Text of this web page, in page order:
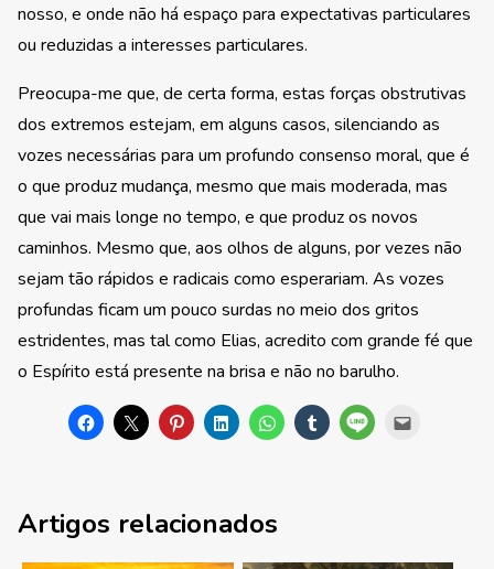
nosso, e onde não há espaço para expectativas particulares
ou reduzidas a interesses particulares.
Preocupa-me que, de certa forma, estas forças obstrutivas
dos extremos estejam, em alguns casos, silenciando as
vozes necessárias para um profundo consenso moral, que é
o que produz mudança, mesmo que mais moderada, mas
que vai mais longe no tempo, e que produz os novos
caminhos. Mesmo que, aos olhos de alguns, por vezes não
sejam tão rápidos e radicais como esperariam. As vozes
profundas ficam um pouco surdas no meio dos gritos
estridentes, mas tal como Elias, acredito com grande fé que
o Espírito está presente na brisa e não no barulho.
Artigos relacionados